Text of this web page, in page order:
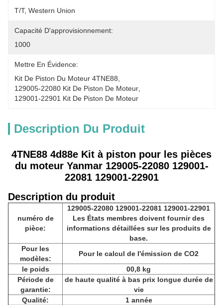
T/T, Western Union
Capacité D'approvisionnement:
1000
Mettre En Évidence:
Kit De Piston Du Moteur 4TNE88
129005-22080 Kit De Piston De Moteur
129001-22901 Kit De Piston De Moteur
Description Du Produit
4TNE88 4d88e Kit à piston pour les pièces
du moteur Yanmar 129005-22080 129001-
22081 129001-22901
Description du produit
numéro de
pièce:
129005-22080 129001-22081 129001-22901
Les États membres doivent fournir des
informations détaillées sur les produits de
base.
Pour les
modèles:
Pour le calcul de l'émission de CO2
le poids
00,8 kg
Période de
garantie:
de haute qualité à bas prix longue durée de
vie
Qualité:
1 année